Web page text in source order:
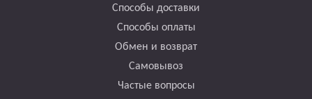
Способы доставки
Способы оплаты
Обмен и возврат
Самовывоз
Частые вопросы